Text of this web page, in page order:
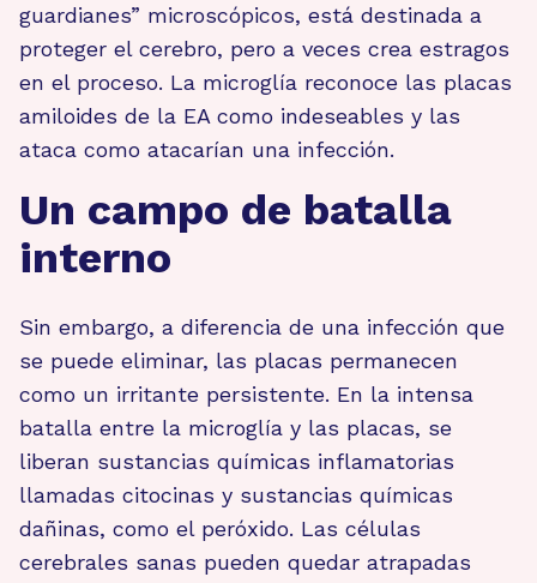
guardianes” microscópicos, está destinada a
proteger el cerebro, pero a veces crea estragos
en el proceso. La microglía reconoce las placas
amiloides de la EA como indeseables y las
ataca como atacarían una infección.
Un campo de batalla
interno
Sin embargo, a diferencia de una infección que
se puede eliminar, las placas permanecen
como un irritante persistente. En la intensa
batalla entre la microglía y las placas, se
liberan sustancias químicas inflamatorias
llamadas citocinas y sustancias químicas
dañinas, como el peróxido. Las células
cerebrales sanas pueden quedar atrapadas